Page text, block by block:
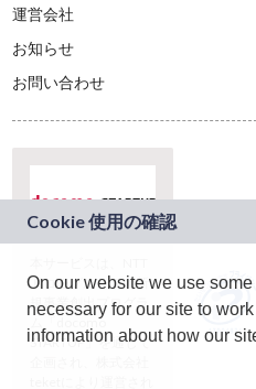
運営会社
お知らせ
お問い合わせ
ドコモグループの新
規事業創出プログラ
ム「docomo
STARTUP」を通じて
On our website we use
necessary for our site to
information about how our